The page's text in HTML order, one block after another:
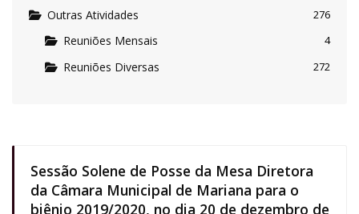
Sessão Solene de Posse da Mesa Diretora
da Câmara Municipal de Mariana para o
biênio 2019/2020, no dia 20 de dezembro de
Outras Atividades 276
Reuniões Mensais 4
Reuniões Diversas 272